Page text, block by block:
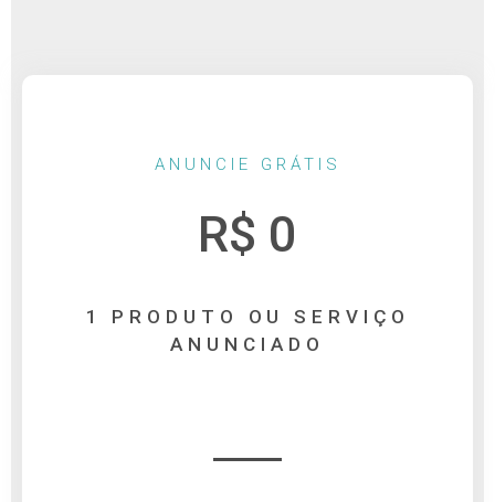
ANUNCIE GRÁTIS
R$ 0
1 PRODUTO OU SERVIÇO
ANUNCIADO